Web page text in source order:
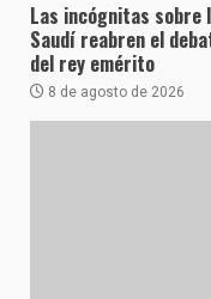
Las incógnitas sobre
Saudí reabren el
del rey emérito
8 de agosto de 2026